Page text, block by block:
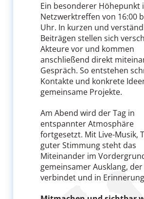
Ein besonderer Höhepunkt
Netzwerktreffen von 16:00
Uhr. In kurzen und
Beiträgen stellen sich
Akteure vor und kommen
anschließend direkt
Gespräch. So entstehen
Kontakte und konkrete
gemeinsame Projekte.
Am Abend wird der Tag in
entspannter Atmosphäre
fortgesetzt. Mit Live-Musik,
guter Stimmung steht das
Miteinander im
gemeinsamer Ausklang, der
verbindet und in